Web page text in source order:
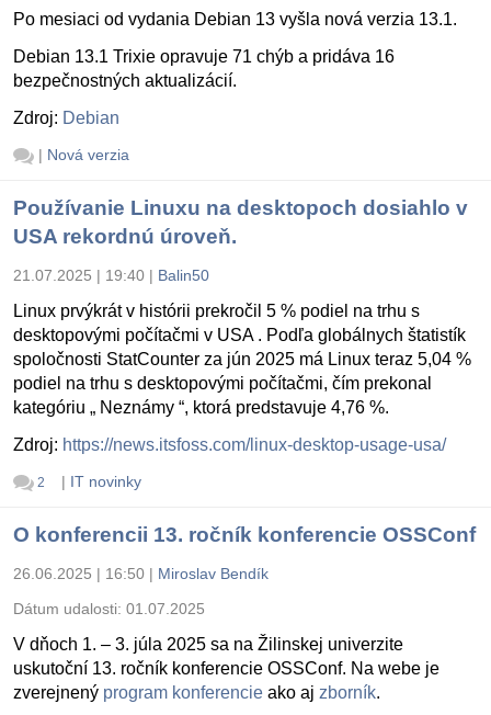
Po mesiaci od vydania Debian 13 vyšla nová verzia 13.1.
Debian 13.1 Trixie opravuje 71 chýb a pridáva 16
bezpečnostných aktualizácií.
Zdroj: Debian
| Nová verzia
Používanie Linuxu na desktopoch dosiahlo v
USA rekordnú úroveň.
21.07.2025 | 19:40 | Balin50
Linux prvýkrát v histórii prekročil 5 % podiel na trhu s
desktopovými počítačmi v USA . Podľa globálnych štatistík
spoločnosti StatCounter za jún 2025 má Linux teraz 5,04 %
podiel na trhu s desktopovými počítačmi, čím prekonal
kategóriu „ Neznámy “, ktorá predstavuje 4,76 %.
Zdroj: https://news.itsfoss.com/linux-desktop-usage-usa/
2 | IT novinky
O konferencii 13. ročník konferencie OSSConf
26.06.2025 | 16:50 | Miroslav Bendík
Dátum udalosti: 01.07.2025
V dňoch 1. – 3. júla 2025 sa na Žilinskej univerzite
uskutoční 13. ročník konferencie OSSConf. Na webe je
zverejnený program konferencie ako aj zborník.